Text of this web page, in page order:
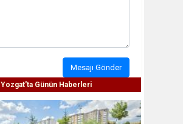
Mesajı Gönder
Yozgat'ta Günün Haberleri